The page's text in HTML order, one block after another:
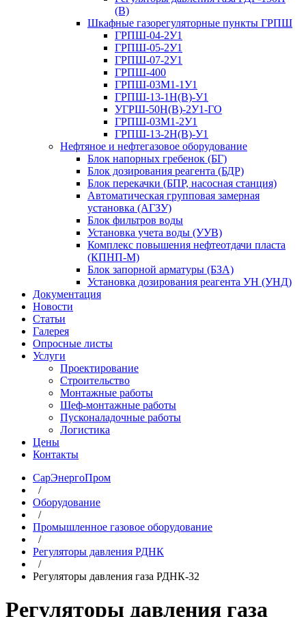
(В)
Шкафные газорегуляторные пункты ГРПШ
ГРПШ-04-2У1
ГРПШ-05-2У1
ГРПШ-07-2У1
ГРПШ-400
ГРПШ-03М1-1У1
ГРПШ-13-1Н(В)-У1
УГРШ-50Н(В)-2У1-ГО
ГРПШ-03М1-2У1
ГРПШ-13-2Н(В)-У1
Нефтяное и нефтегазовое оборудование
Блок напорных гребенок (БГ)
Блок дозирования реагента (БДР)
Блок перекачки (БПР, насосная станция)
Автоматическая групповая замерная
установка (АГЗУ)
Блок фильтров воды
Установка учета воды (УУВ)
Комплекс повышения нефтеотдачи пласта
(КПНП-М)
Блок запорной арматуры (БЗА)
Установка дозирования реагента УН (УНД)
Документация
Новости
Статьи
Галерея
Опросные листы
Услуги
Проектирование
Строительство
Монтажные работы
Шеф-монтажные работы
Пусконаладочные работы
Логистика
Цены
Контакты
СарЭнергоПром
/
Оборудование
/
Промышленное газовое оборудование
/
Регуляторы давления РДНК
/
Регуляторы давления газа РДНК-32
Регуляторы давления газа